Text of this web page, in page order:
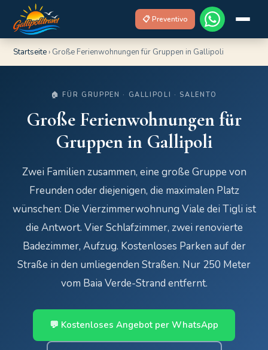
📋 Preventivo
Startseite› Große Ferienwohnungen für Gruppen in Gallipoli
🏠 FÜR GRUPPEN · GALLIPOLI · SALENTO
Große Ferienwohnungen für
Gruppen in Gallipoli
Zwei Familien zusammen, eine große Gruppe von
Freunden oder diejenigen, die maximalen Platz
wünschen: Die Vierzimmerwohnung Viale dei Tigli ist
die Antwort. Vier Schlafzimmer, zwei renovierte
Badezimmer, Aufzug. Kostenloses Parken auf der
Straße in den umliegenden Straßen. Nur 250 Meter
vom Baia Verde-Strand entfernt.
💬 Kostenloses Angebot per WhatsApp